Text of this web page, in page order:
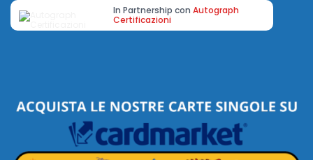
In Partnership con Autograph
Certificazioni